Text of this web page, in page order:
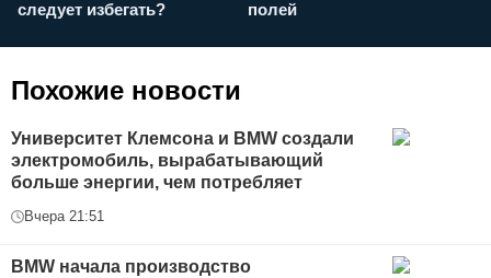
следует избегать?
полей
Похожие новости
Университет Клемсона и BMW создали
электромобиль, вырабатывающий
больше энергии, чем потребляет
Вчера 21:51
BMW начала производство